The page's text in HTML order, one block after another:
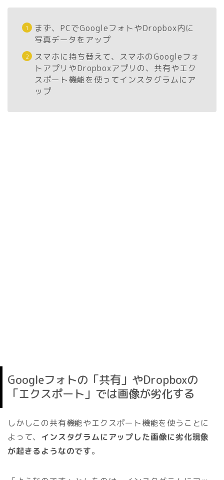
まず、PCでGoogleフォトやDropbox内に
写真データをアップ
スマホに持ち替えて、スマホのGoogleフォ
トアプリやDropboxアプリの、共有やエク
スポート機能を使ってインスタグラムにア
ップ
Googleフォトの「共有」やDropboxの
「エクスポート」では画像が劣化する
しかしこの共有機能やエクスポート機能を使うことに
よって、 インスタグラムにアップした画像に劣化現象
が起きるようなのです。